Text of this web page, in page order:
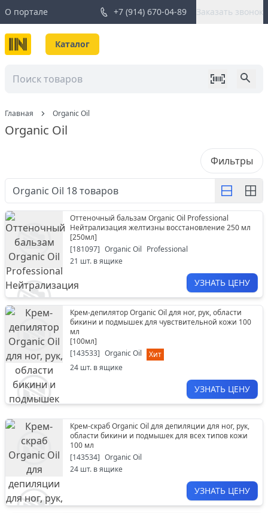
О портале +7 (914) 670-04-89 Заказать звонок
Каталог
Главная Organic Oil
Organic Oil
Фильтры
Organic Oil 18товаров
Оттеночный бальзам Organic Oil Professional
Нейтрализация желтизны восстановление 250 мл
[250мл]
[181097] Organic Oil Professional
21 шт. в ящике
УЗНАТЬ ЦЕНУ
Крем-депилятор Organic Oil для ног, рук, области
бикини и подмышек для чувствительной кожи 100
мл
[100мл]
[143533] Organic Oil
Хит
24 шт. в ящике
УЗНАТЬ ЦЕНУ
Крем-скраб Organic Oil для депиляции для ног, рук,
области бикини и подмышек для всех типов кожи
100 мл
[143534] Organic Oil
24 шт. в ящике
УЗНАТЬ ЦЕНУ